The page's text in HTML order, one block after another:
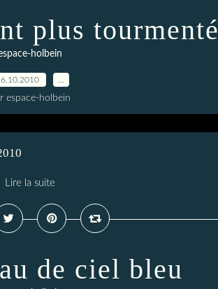
plus tourmenté
holbein
espace-holbein
Lire la suite
de ciel bleu